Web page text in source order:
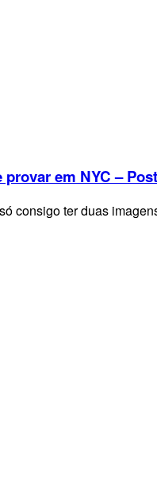
em NYC – Post
consigo ter duas